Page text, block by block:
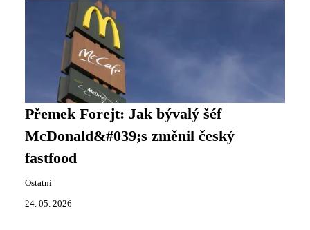
Přemek Forejt: Jak bývalý šéf
McDonald&#039;s změnil český
fastfood
Ostatní
24. 05. 2026